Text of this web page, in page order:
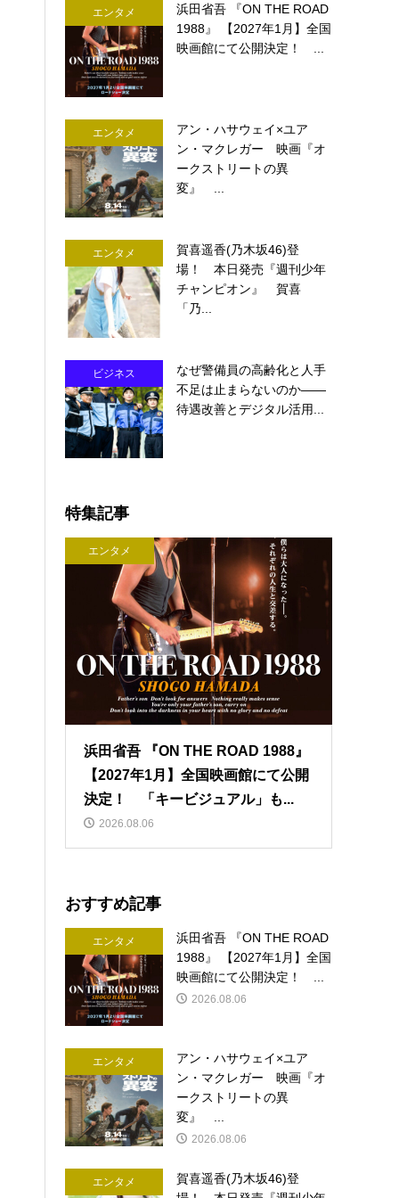
エンタメ
浜田省吾 『ON THE ROAD
1988』 【2027年1月】全国
映画館にて公開決定！ ...
エンタメ
アン・ハサウェイ×ユア
ン・マクレガー 映画『オ
ークストリートの異
変』 ...
エンタメ
賀喜遥香(乃木坂46)登
場！ 本日発売『週刊少年
チャンピオン』 賀喜
「乃...
ビジネス
なぜ警備員の高齢化と人手
不足は止まらないのか――
待遇改善とデジタル活用...
特集記事
エンタメ
浜田省吾 『ON THE ROAD 1988』
【2027年1月】全国映画館にて公開
決定！ 「キービジュアル」も...
2026.08.06
おすすめ記事
エンタメ
浜田省吾 『ON THE ROAD
1988』 【2027年1月】全国
映画館にて公開決定！ ...
2026.08.06
エンタメ
アン・ハサウェイ×ユア
ン・マクレガー 映画『オ
ークストリートの異
変』 ...
2026.08.06
エンタメ
賀喜遥香(乃木坂46)登